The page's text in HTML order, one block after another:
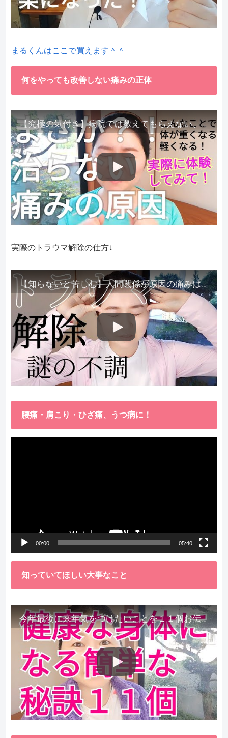
まるくんはここで買えます＾＾
何をやっても改善しない痛みの正体
【究極の気付き】病院では教えてもらえない、その長年悩んできた痛み、症状、どうして治らないのか？痛みの正体、実際に今すぐ試して知ってほしい。
実際のトラウマ解除の仕方↓
【知らないと苦しむ】人間関係が原因の痛みはトラウマ解除が必須。病院に行っても原因不明で治らない不調はこれをしてからケアしてみてください。
腰痛・肩こり・ひざ痛、うつ病に！
00:00 05:40
知っていてほしい大事なこと
今年最後に来年気をつけたいことを１１個お伝えします。